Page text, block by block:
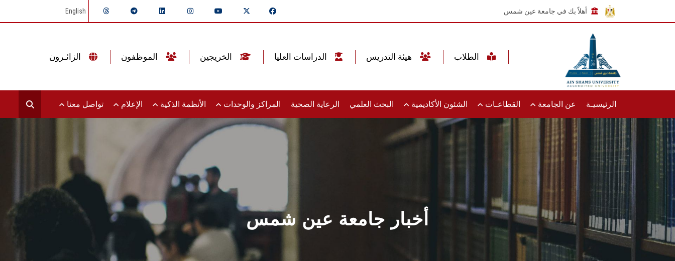
أهلاً بك في جامعة عين شمس English
الرئيسيـة عن الجامعة القطاعـات الشئون الأكاديمية البحث العلمي الرعاية الصحية المراكز والوحدات الأنظمة الذكية الإعلام تواصل معنا
أخبار جامعة عين شمس